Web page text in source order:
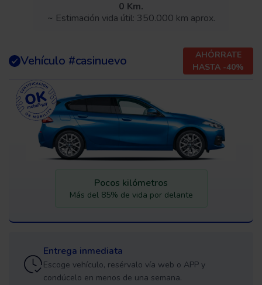
0 Km.
~ Estimación vida útil: 350.000 km aprox.
Vehículo #casinuevo
AHÓRRATE
HASTA -40%
Pocos kilómetros
Más del 85% de vida por delante
Entrega inmediata
Escoge vehículo, resérvalo vía web o APP y
condúcelo en menos de una semana.